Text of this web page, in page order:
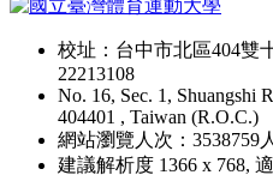
校址：台中市北區404雙
22213108
No. 16, Sec. 1, Shuangshi
404401 , Taiwan (R.O.C.)
網站瀏覽人次：3538759
建議解析度 1366 x 768,